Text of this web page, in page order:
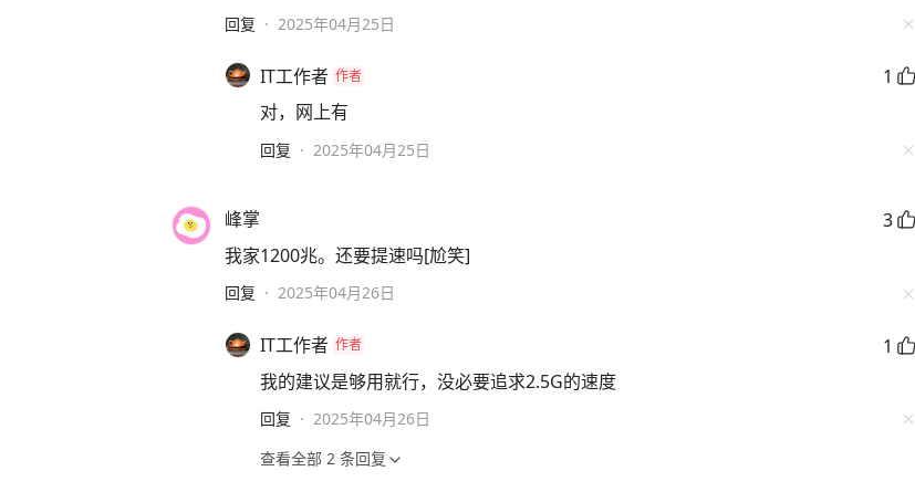
回复 · 2025年04月25日
IT工作者 作者
1
对，网上有
回复 · 2025年04月25日
峰掌
3
我家1200兆。还要提速吗[尬笑]
回复 · 2025年04月26日
IT工作者 作者
1
我的建议是够用就行，没必要追求2.5G的速度
回复 · 2025年04月26日
查看全部 2 条回复